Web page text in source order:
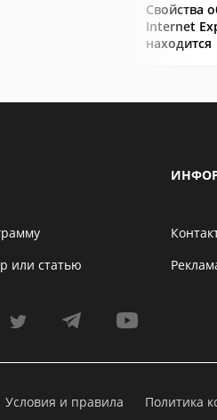
Свойства
Internet
находится
или статью
Условия и правила Политика